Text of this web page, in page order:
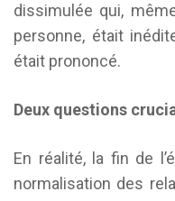
dissimulée qui,
personne, était
était prononcé.
Deux questions
En réalité, la fin de
normalisation des